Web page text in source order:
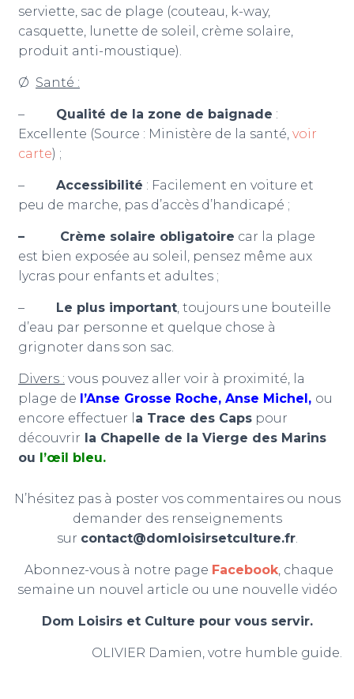
serviette, sac de plage (couteau, k-way,
casquette, lunette de soleil, crème solaire,
produit anti-moustique).
Ø Santé :
– Qualité de la zone de baignade :
Excellente (Source : Ministère de la santé, voir
carte) ;
– Accessibilité : Facilement en voiture et
peu de marche, pas d’accès d’handicapé ;
– Crème solaire obligatoire car la plage
est bien exposée au soleil, pensez même aux
lycras pour enfants et adultes ;
– Le plus important, toujours une bouteille
d’eau par personne et quelque chose à
grignoter dans son sac.
Divers : vous pouvez aller voir à proximité, la
plage de l’Anse Grosse Roche, Anse Michel, ou
encore effectuer l a Trace des Caps pour
découvrir la Chapelle de la Vierge des Marins
ou l’œil bleu.
N’hésitez pas à poster vos commentaires ou nous
demander des renseignements
sur contact@domloisirsetculture.fr.
Abonnez-vous à notre page Facebook, chaque
semaine un nouvel article ou une nouvelle vidéo
Dom Loisirs et Culture pour vous servir.
OLIVIER Damien, votre humble guide.